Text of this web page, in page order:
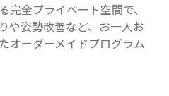
完全プライベート空間で、
や姿勢改善など、お一人お
オーダーメイドプログラム